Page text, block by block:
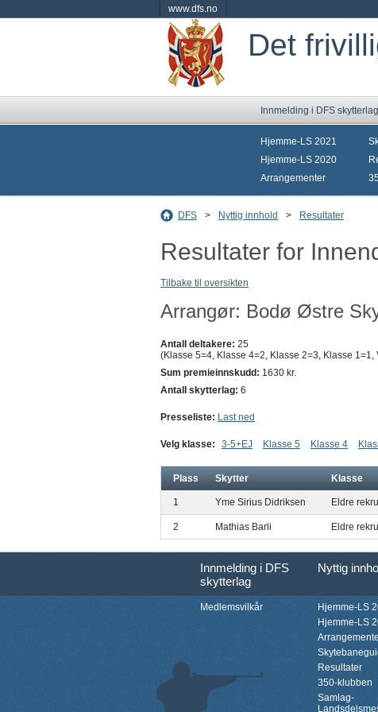
www.dfs.no
Det
Innmelding i DFS skytterlag
Hjemme-LS 2021
Hjemme-LS 2020
Arrangementer
DFS > Nyttig innhold > Resultater
Resultater for
Tilbake til oversikten
Arrangør: Bodø Østre
Antall deltakere: 25
(Klasse 5=4, Klasse 4=2, Klasse 2=3, Klasse
Sum premieinnskudd: 1630 kr.
Antall skytterlag: 6
Presseliste: Last ned
Velg klasse: 3-5+EJ Klasse 5 Klasse 4
Plass Skytter Klasse
1 Yme Sirius Didriksen Eldre
2 Mathias Barli Eldre
Innmelding i DFS
skytterlag
Nyttig
Medlemsvilkår
Hjemme-LS
Hjemme-LS
Resultater
350-klubben
Samlag-